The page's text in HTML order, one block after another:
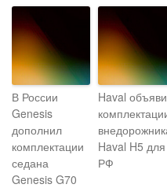
В России
Genesis
дополнил
комплектации
седана
Genesis G70
Haval
Haval H5 для
РФ